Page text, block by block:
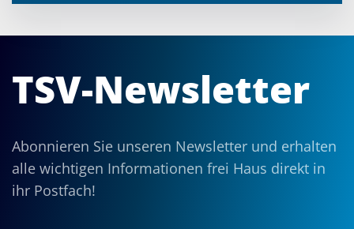
TSV-Newsletter
Abonnieren Sie unseren Newsletter und erhalten
alle wichtigen Informationen frei Haus direkt in
ihr Postfach!